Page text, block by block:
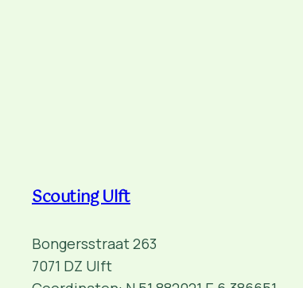
Scouting Ulft
Bongersstraat 263
7071 DZ Ulft